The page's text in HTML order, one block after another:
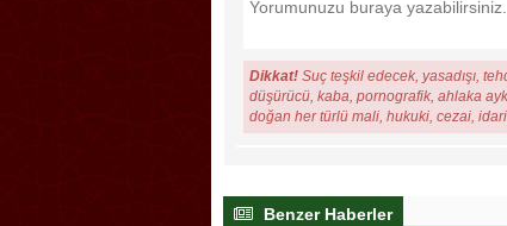
Dikkat! Suç teşkil edecek, yasadışı,
düşürücü, kaba, pornografik, ahlaka
doğan her türlü mali, hukuki, cezai,
Benzer Haberler